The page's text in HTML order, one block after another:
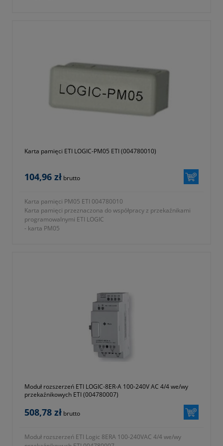
Karta pamięci ETI LOGIC-PM05 ETI (004780010)
104,96 zł brutto
Karta pamięci PM05 ETI 004780010
Karta pamięci przeznaczona do współpracy z przekaźnikami
programowalnymi ETI LOGIC
- karta PM05
Moduł rozszerzeń ETI LOGIC-8ER-A 100-240V AC 4/4 we/wy
przekaźnikowych ETI (004780007)
508,78 zł brutto
Moduł rozszerzeń ETI Logic 8ERA 100-240VAC 4/4 we/wy